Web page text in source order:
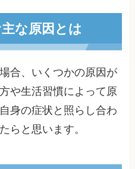
な原因とは
合、いくつかの原因が
や生活習慣によって原
身の症状と照らし合わ
らと思います。